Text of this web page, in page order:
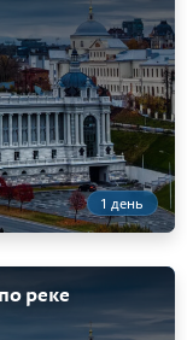
1 день
реке